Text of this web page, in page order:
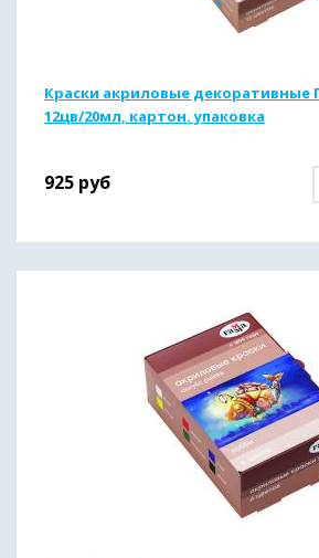
Краски акриловые декоративные
12цв/20мл, картон. упаковка
925 руб